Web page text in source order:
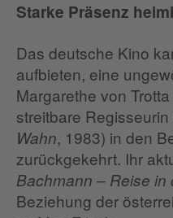
Starke Präsenz
Das deutsche Kino
aufbieten, eine
Margarethe von
streitbare
Wahn, 1983) in den
zurückgekehrt. Ihr
Bachmann – Reise in
Beziehung der